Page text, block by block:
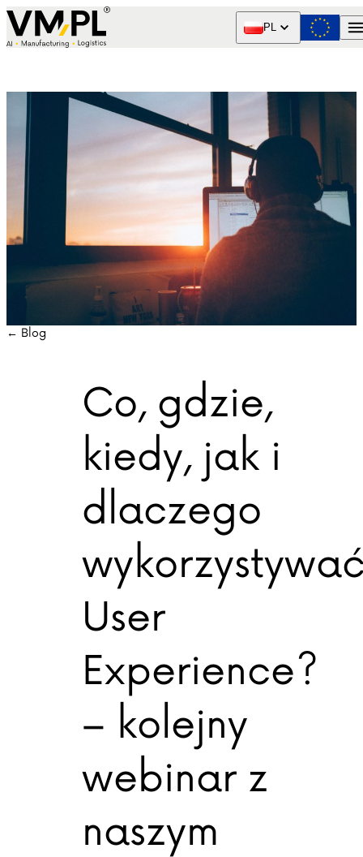
Skip to content
PL
← Blog
Co, gdzie,
kiedy, jak i
dlaczego
User
Experience?
– kolejny
webinar z
naszym